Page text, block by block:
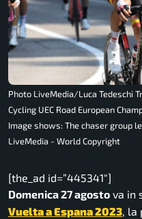
Photo LiveMedia/Luca Tedeschi
Cycling UEC Road European
Image shows: The chaser group
LiveMedia - World Copyright
[the_ad id=”445341″]
Domenica 27 agosto va in
Vuelta a Espana 2023, la